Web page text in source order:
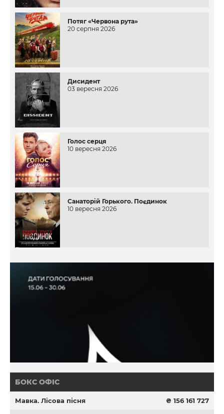
Потяг «Червона рута»
20 серпня 2026
Дисидент
03 вересня 2026
Голос серця
10 вересня 2026
Санаторій Горького. Поєдинок
10 вересня 2026
БОКС ОФІС
Мавка. Лісова пісня ₴ 156 161 727